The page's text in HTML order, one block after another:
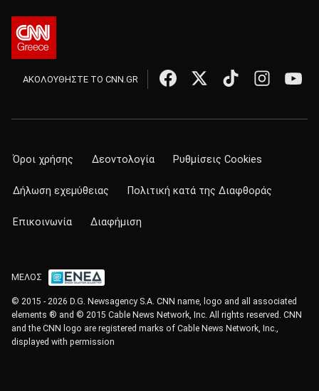
ΑΚΟΛΟΥΘΗΣΤΕ ΤΟ CNN.GR
Όροι χρήσης Δεοντολογία Ρυθμίσεις Cookies
Δήλωση εχεμύθειας Πολιτική κατά της Διαφθοράς
Επικοινωνία Διαφήμιση
ΜΕΛΟΣ
© 2015 - 2026 D.G. Newsagency S.A. CNN name, logo and all associated
elements ® and © 2015 Cable News Network, Inc. All rights reserved. CNN
and the CNN logo are registered marks of Cable News Network, Inc.,
displayed with permission